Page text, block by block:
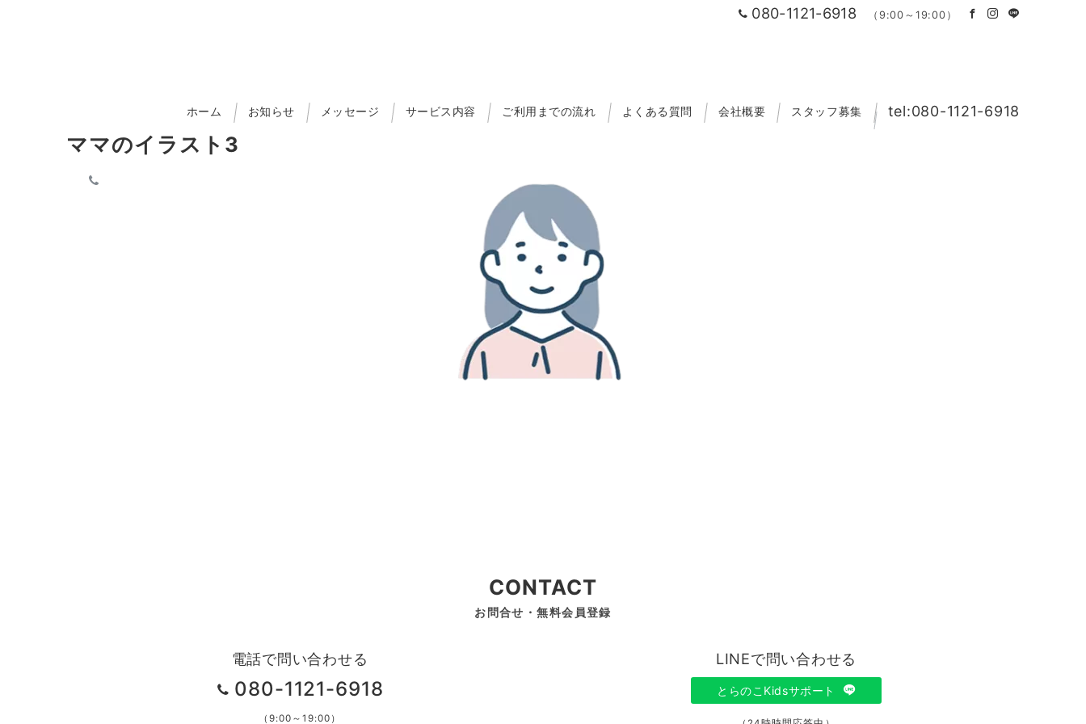
080-1121-6918 （9:00～19:00）
ホーム お知らせ メッセージ サービス内容 ご利用までの流れ よくある質問 会社概要 スタッフ募集 tel:080-1121-6918
ママのイラスト3
CONTACT
お問合せ・無料会員登録
電話で問い合わせる
080-1121-6918
（9:00～19:00）
LINEで問い合わせる
とらのこKidsサポート